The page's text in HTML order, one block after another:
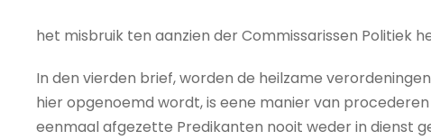
het misbruik ten aanzien der Commissarissen Politiek
In den vierden brief, worden de heilzame
hier opgenoemd wordt, is eene manier van
eenmaal afgezette Predikanten nooit weder in dienst